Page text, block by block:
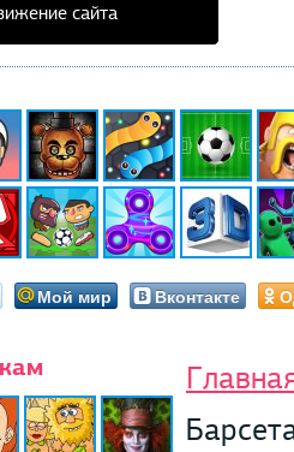
сайта
Мой мир Вконтакте